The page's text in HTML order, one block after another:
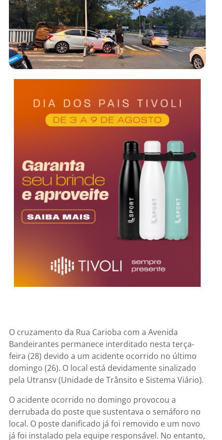
O cruzamento da Rua Carioba com a Avenida
Bandeirantes permanece interditado nesta terça-
feira (28) devido a um acidente ocorrido no último
domingo (26). O local está devidamente sinalizado
pela Utransv (Unidade de Trânsito e Sistema Viário).
O acidente ocorrido no domingo provocou a
derrubada do poste que sustentava o semáforo no
local. O poste danificado já foi removido e um novo
já foi instalado pela equipe responsável. No entanto,